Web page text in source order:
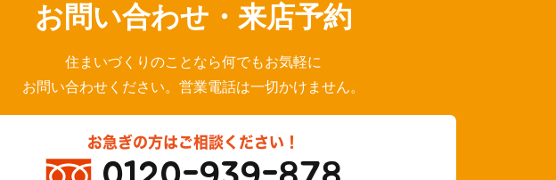
お問い合わせ・来店予約
住まいづくりのことなら何でもお気軽に
お問い合わせください。営業電話は一切かけません。
お急ぎの方はご相談ください！